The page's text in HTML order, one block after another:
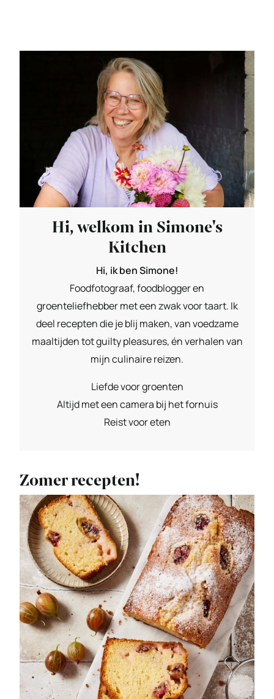
Hi, welkom in Simone's
Kitchen
Hi, ik ben Simone!
Foodfotograaf, foodblogger en
groenteliefhebber met een zwak voor taart. Ik
deel recepten die je blij maken, van voedzame
maaltijden tot guilty pleasures, én verhalen van
mijn culinaire reizen.
Liefde voor groenten
Altijd met een camera bij het fornuis
Reist voor eten
Zomer recepten!